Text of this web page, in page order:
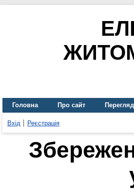
Головна Про сайт Перегляд
Вхід Реєстрація